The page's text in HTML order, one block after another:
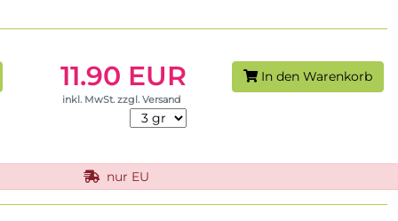
11.90 EUR
inkl. MwSt. zzgl. Versand
In den Warenkorb
nur EU